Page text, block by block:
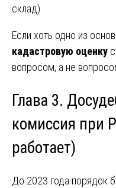
склад).
Если хоть одно из
кадастровую оценку
вопросом, а не
Глава 3.
комиссия при
работает)
До 2023 года порядок